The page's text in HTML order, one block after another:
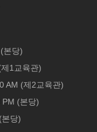
본당)
1교육관)
AM (제2교육관)
(본당)
당)